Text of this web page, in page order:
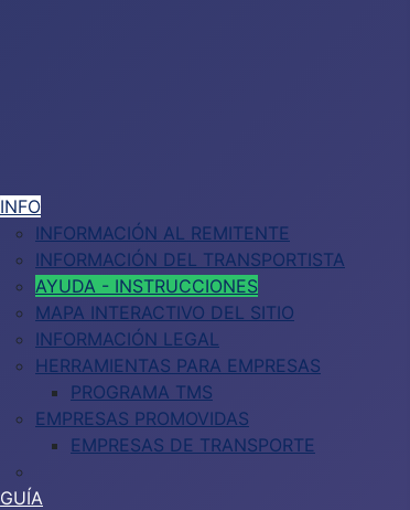
INFO
INFORMACIÓN AL REMITENTE
INFORMACIÓN DEL TRANSPORTISTA
AYUDA - INSTRUCCIONES
MAPA INTERACTIVO DEL SITIO
INFORMACIÓN LEGAL
HERRAMIENTAS PARA EMPRESAS
PROGRAMA TMS
EMPRESAS PROMOVIDAS
EMPRESAS DE TRANSPORTE
GUÍA